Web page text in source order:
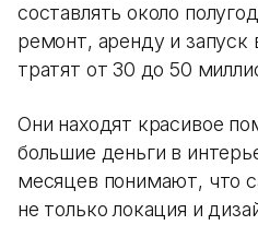
составлять около
ремонт, аренду и запуск
тратят от 30 до 50
Они находят красивое
большие деньги в
месяцев понимают, что
не только локация и